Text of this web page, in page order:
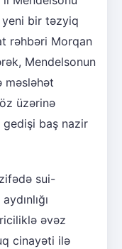
yeni bir təzyiq
rəhbəri Morqan
Mendelsonun
məsləhət
üzərinə
baş nazir
sui-
əvəz
cinayəti ilə